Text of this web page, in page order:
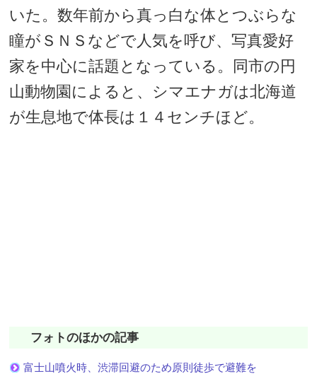
いた。数年前から真っ白な体とつぶらな
瞳がＳＮＳなどで人気を呼び、写真愛好
家を中心に話題となっている。同市の円
山動物園によると、シマエナガは北海道
が生息地で体長は１４センチほど。
フォトのほかの記事
富士山噴火時、渋滞回避のため原則徒歩で避難を